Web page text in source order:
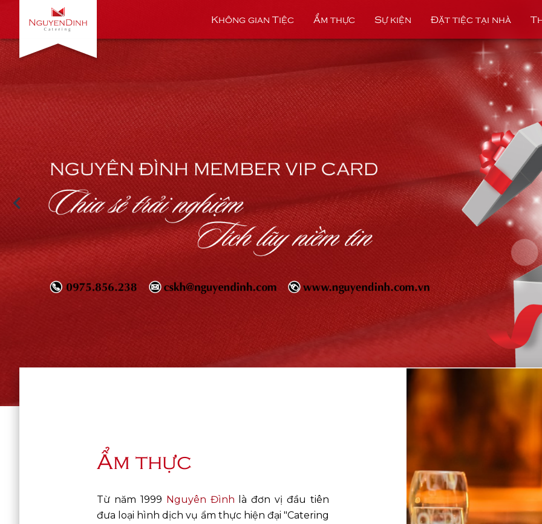
Không gian Tiệc Ẩm thực Sự kiện Đặt tiệc tại nhà
Ẩm thực
Từ năm 1999 Nguyên Đình là đơn vị đầu tiên
đưa loại hình dịch vụ ẩm thực hiện đại "Catering